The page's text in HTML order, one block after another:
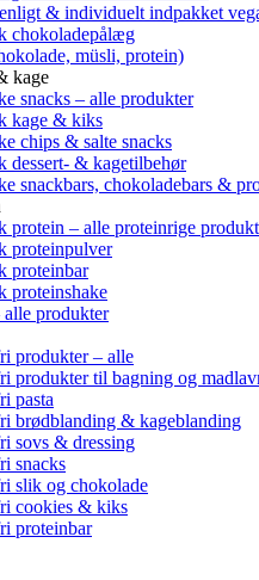
& individuelt indpakket
chokoladepålæg
müsli, protein)
kage
snacks – alle produkter
kage & kiks
chips & salte snacks
dessert- & kagetilbehør
snackbars, chokoladebars &
protein – alle proteinrige
proteinpulver
proteinbar
proteinshake
alle produkter
produkter – alle
produkter til bagning og
pasta
brødblanding & kageblanding
sovs & dressing
snacks
slik og chokolade
cookies & kiks
proteinbar